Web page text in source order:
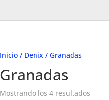
Inicio / Denix / Granadas
Granadas
Mostrando los 4 resultados